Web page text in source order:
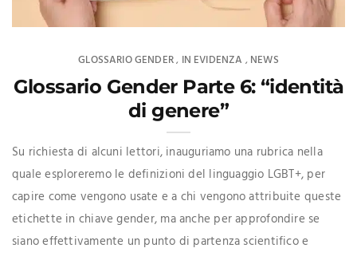
GLOSSARIO GENDER, IN EVIDENZA , NEWS
Glossario Gender Parte 6: “identità
di genere”
Su richiesta di alcuni lettori, inauguriamo una rubrica nella
quale esploreremo le definizioni del linguaggio LGBT+, per
capire come vengono usate e a chi vengono attribuite queste
etichette in chiave gender, ma anche per approfondire se
siano effettivamente un punto di partenza scientifico e